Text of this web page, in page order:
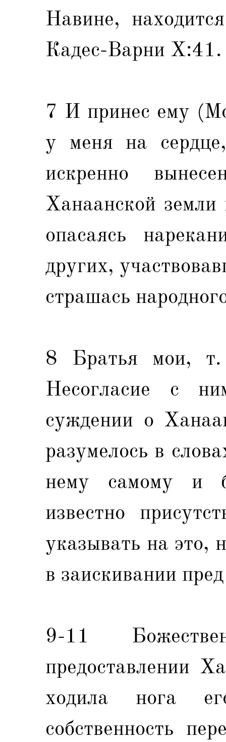
Навине,
Кадес-Варни Х:41.
7 И принес ему
у меня на
искренно
Ханаанской земли
опасаясь
других,
страшась
8 Братья мои, т.
Несогласие с
суждении о
разумелось в
нему самому и
известно
указывать на это,
в заискивании
9-11
предоставлении
ходила нога
собственность